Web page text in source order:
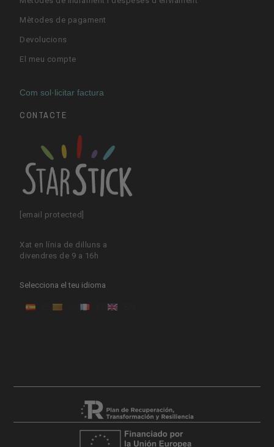
Mètodes de pagament
Devolucions
El meu compte
Com sol·licitar factura
CONTACTE
[email protected]
Xat en línia de dilluns a
divendres de 9 a 16h
Selecciona el teu idioma
ES CA FR